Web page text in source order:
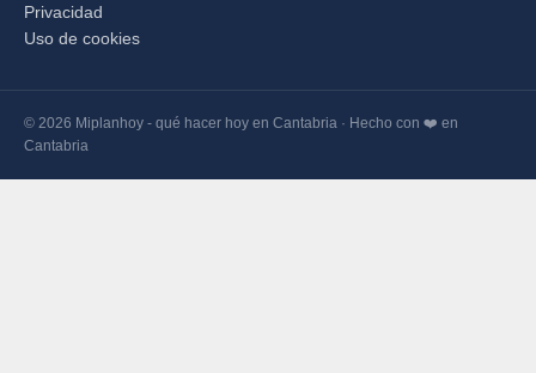
Privacidad
Uso de cookies
© 2026 Miplanhoy - qué hacer hoy en Cantabria · Hecho con ❤️ en
Cantabria